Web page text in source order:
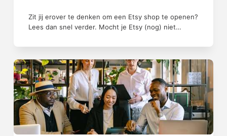
Zit jij erover te denken om een Etsy shop te openen?
Lees dan snel verder. Mocht je Etsy (nog) niet…